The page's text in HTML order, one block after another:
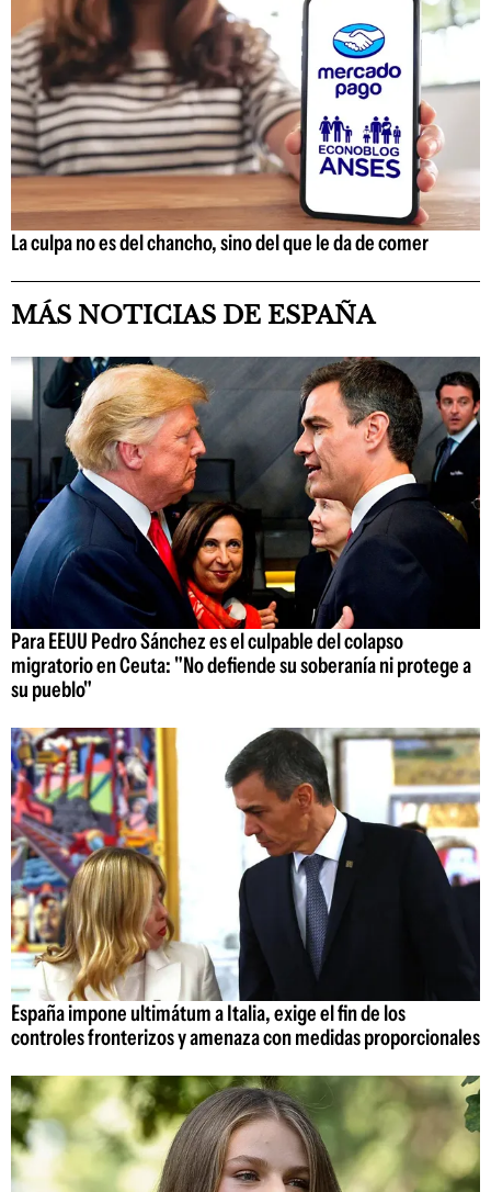
La culpa no es del chancho, sino del que le da de comer
MÁS NOTICIAS DE ESPAÑA
Para EEUU Pedro Sánchez es el culpable del colapso
migratorio en Ceuta: "No defiende su soberanía ni protege a
su pueblo"
España impone ultimátum a Italia, exige el fin de los
controles fronterizos y amenaza con medidas proporcionales